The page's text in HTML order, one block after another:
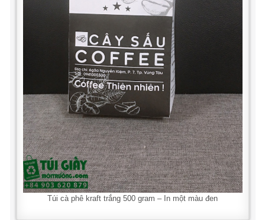
Túi cà phê kraft trắng 500 gram – In một màu đen